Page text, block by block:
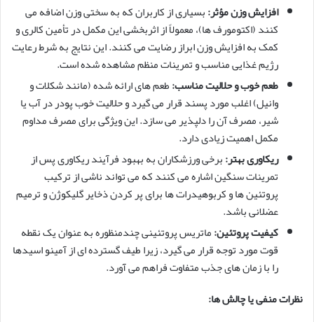
افزایش وزن مؤثر:بسیاری از کاربران که به سختی وزن اضافه می
کنند (اکتومورف ها)، معمولاً از اثربخشی این مکمل در تأمین کالری و
کمک به افزایش وزن ابراز رضایت می کنند. این نتایج به شرط رعایت
رژیم غذایی مناسب و تمرینات منظم مشاهده شده است.
طعم خوب و حلالیت مناسب:طعم های ارائه شده (مانند شکلات و
وانیل) اغلب مورد پسند قرار می گیرد و حلالیت خوب پودر در آب یا
شیر، مصرف آن را دلپذیر می سازد. این ویژگی برای مصرف مداوم
مکمل اهمیت زیادی دارد.
ریکاوری بهتر:برخی ورزشکاران به بهبود فرآیند ریکاوری پس از
تمرینات سنگین اشاره می کنند که می تواند ناشی از ترکیب
پروتئین ها و کربوهیدرات ها برای پر کردن ذخایر گلیکوژن و ترمیم
عضلانی باشد.
کیفیت پروتئین:ماتریس پروتئینی چندمنظوره به عنوان یک نقطه
قوت مورد توجه قرار می گیرد، زیرا طیف گسترده ای از آمینو اسیدها
را با زمان های جذب متفاوت فراهم می آورد.
نظرات منفی یا چالش ها: